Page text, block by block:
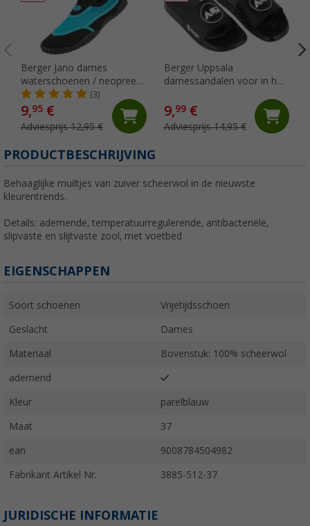
Berger Jano dames
waterschoenen / neopreen
schoenen
(3)
9,95 €
Adviesprijs 12,95 €
Berger Uppsala
damessandalen voor in het
9,99€
Adviesprijs 14,95 €
PRODUCTBESCHRIJVING
Behaaglijke muiltjes van zuiver scheerwol in de nieuwste
kleurentrends.
Details: ademende, temperatuurregulerende, antibacteriële,
slipvaste en slijtvaste zool, met voetbed
EIGENSCHAPPEN
Soort schoenen Vrijetijdsschoen
Geslacht Dames
Materiaal Bovenstuk: 100% scheerwol
ademend
Kleur parelblauw
Maat 37
ean 9008784504982
Fabrikant Artikel Nr. 3885-512-37
JURIDISCHE INFORMATIE